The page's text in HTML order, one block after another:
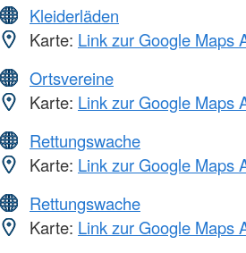
Kleiderläden
Karte: Link zur Google Maps
Ortsvereine
Karte: Link zur Google Maps
Rettungswache
Karte: Link zur Google Maps
Rettungswache
Karte: Link zur Google Maps